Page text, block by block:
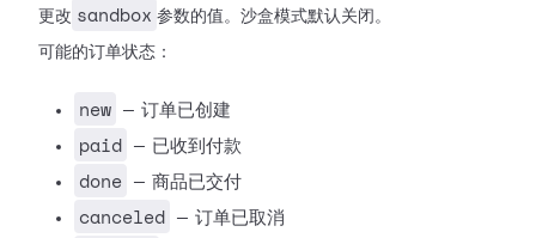
更改 sandbox 参数的值。沙盒模式默认关闭。
可能的订单状态：
new — 订单已创建
paid — 已收到付款
done — 商品已交付
canceled — 订单已取消